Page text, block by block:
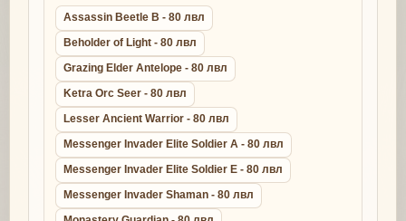
Assassin Beetle B - 80 лвл
Beholder of Light - 80 лвл
Grazing Elder Antelope - 80 лвл
Ketra Orc Seer - 80 лвл
Lesser Ancient Warrior - 80 лвл
Messenger Invader Elite Soldier A - 80 лвл
Messenger Invader Elite Soldier E - 80 лвл
Messenger Invader Shaman - 80 лвл